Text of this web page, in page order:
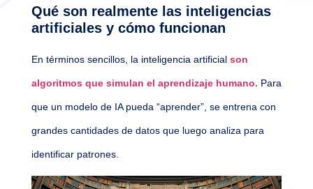
Qué son realmente las inteligencias
artificiales y cómo funcionan
En términos sencillos, la inteligencia artificial son
algoritmos que simulan el aprendizaje humano. Para
que un modelo de IA pueda “aprender”, se entrena con
grandes cantidades de datos que luego analiza para
identificar patrones.